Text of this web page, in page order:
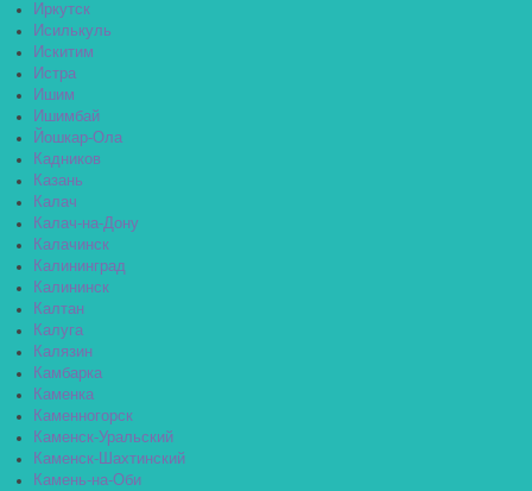
Иркутск
Исилькуль
Искитим
Истра
Ишим
Ишимбай
Йошкар-Ола
Кадников
Казань
Калач
Калач-на-Дону
Калачинск
Калининград
Калининск
Калтан
Калуга
Калязин
Камбарка
Каменка
Каменногорск
Каменск-Уральский
Каменск-Шахтинский
Камень-на-Оби